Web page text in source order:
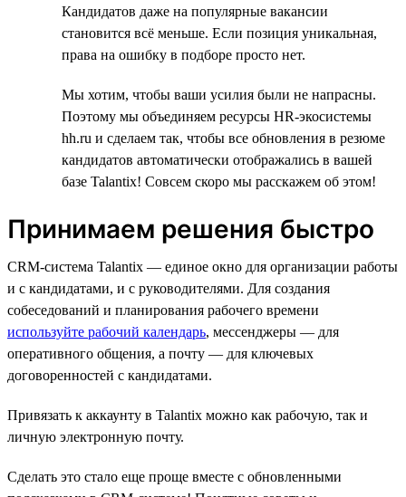
Кандидатов даже на популярные вакансии
становится всё меньше. Если позиция уникальная,
права на ошибку в подборе просто нет.
Мы хотим, чтобы ваши усилия были не напрасны.
Поэтому мы объединяем ресурсы HR-экосистемы
hh.ru и сделаем так, чтобы все обновления в резюме
кандидатов автоматически отображались в вашей
базе Talantix! Совсем скоро мы расскажем об этом!
Принимаем решения быстро
CRM-система Talantix — единое окно для организации работы
и с кандидатами, и с руководителями. Для создания
собеседований и планирования рабочего времени
используйте рабочий календарь, мессенджеры — для
оперативного общения, а почту — для ключевых
договоренностей с кандидатами.
Привязать к аккаунту в Talantix можно как рабочую, так и
личную электронную почту.
Сделать это стало еще проще вместе с обновленными